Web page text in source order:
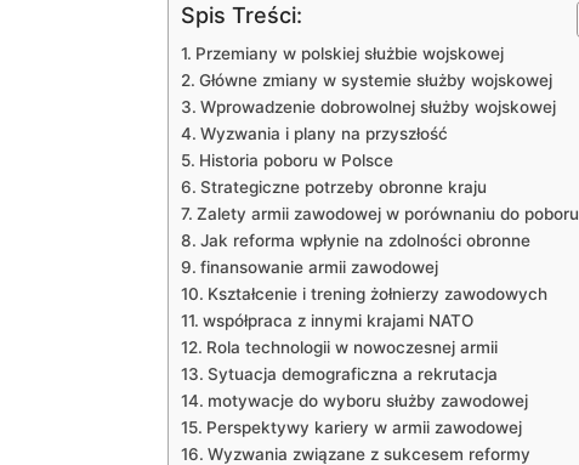
Spis Treści:
Przemiany w polskiej służbie wojskowej
Główne zmiany w systemie służby wojskowej
Wprowadzenie dobrowolnej służby wojskowej
Wyzwania i plany na przyszłość
Historia poboru w Polsce
Strategiczne potrzeby obronne kraju
Zalety armii zawodowej w porównaniu do poboru
Jak reforma wpłynie na zdolności obronne
finansowanie armii zawodowej
Kształcenie i trening żołnierzy zawodowych
współpraca z innymi krajami NATO
Rola technologii w nowoczesnej armii
Sytuacja demograficzna a rekrutacja
motywacje do wyboru służby zawodowej
Perspektywy kariery w armii zawodowej
Wyzwania związane z sukcesem reformy